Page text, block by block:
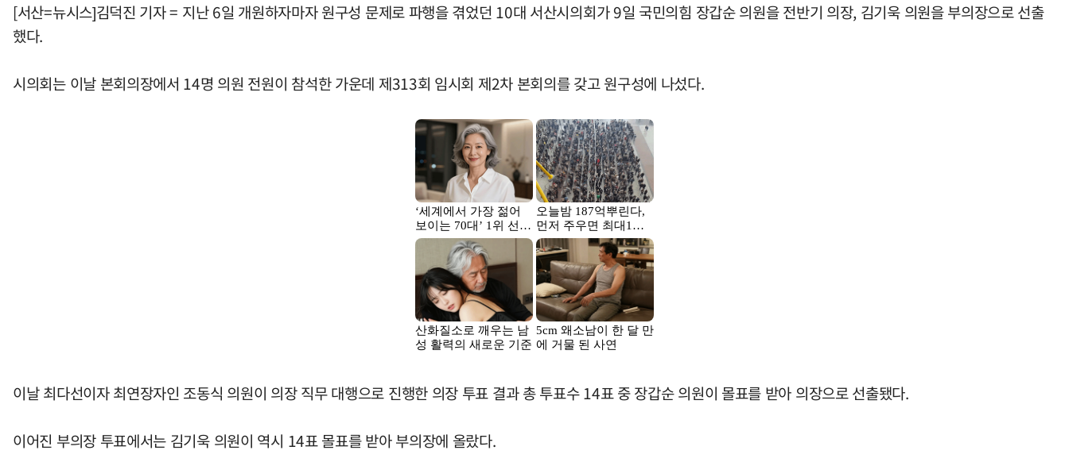
[서산=뉴시스]김덕진 기자 = 지난 6일 개원하자마자 원구성 문제로 파행을 겪었던 10대 서산시의회가 9일 국민의힘 장갑순 의원을 전반기 의장, 김기욱 의원을 부의장으로 선출
했다.
시의회는 이날 본회의장에서 14명 의원 전원이 참석한 가운데 제313회 임시회 제2차 본회의를 갖고 원구성에 나섰다.
이날 최다선이자 최연장자인 조동식 의원이 의장 직무 대행으로 진행한 의장 투표 결과 총 투표수 14표 중 장갑순 의원이 몰표를 받아 의장으로 선출됐다.
이어진 부의장 투표에서는 김기욱 의원이 역시 14표 몰표를 받아 부의장에 올랐다.